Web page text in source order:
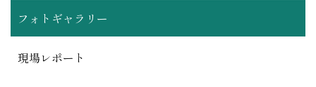
フォトギャラリー
現場レポート